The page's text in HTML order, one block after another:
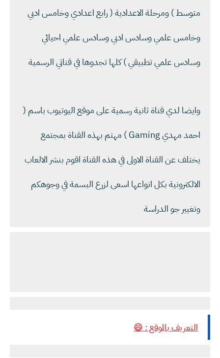
متوسط ) ومرحلة الاعدادية ( رابع اعدادي وخامس ادبي
وخامس علمي وسادس ادبي وسادس علمي احيائي
وسادس علمي تطبيقي ) كلها تجدوها في قناتي الرسمية
وايضا لدي قناة ثانية رسمية على موقع اليوتيوب باسم (
احمد مهدي Gaming ) مهتم بهذه القناة بمجتمع
يختلف عن القناة الاولى في هذه القناة اقوم بنشر الالعاب
الالكترونية بكل انواعها اسعى لزرع البسمة في وجوهكم
وتغيير جو الدراسة
التعريف بالموقع : 😄